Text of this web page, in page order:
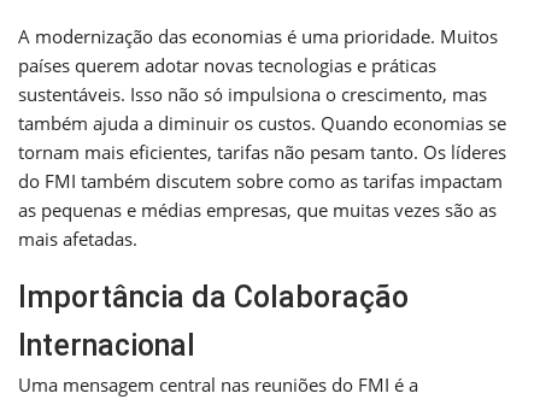
A modernização das economias é uma prioridade. Muitos
países querem adotar novas tecnologias e práticas
sustentáveis. Isso não só impulsiona o crescimento, mas
também ajuda a diminuir os custos. Quando economias se
tornam mais eficientes, tarifas não pesam tanto. Os líderes
do FMI também discutem sobre como as tarifas impactam
as pequenas e médias empresas, que muitas vezes são as
mais afetadas.
Importância da Colaboração
Internacional
Uma mensagem central nas reuniões do FMI é a